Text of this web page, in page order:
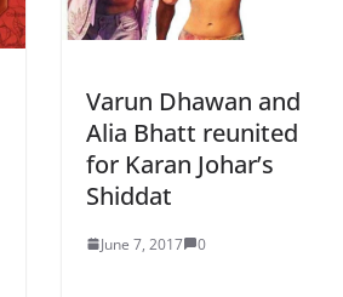
Varun Dhawan and
Alia Bhatt reunited
for Karan Johar’s
Shiddat
June 7, 2017 0